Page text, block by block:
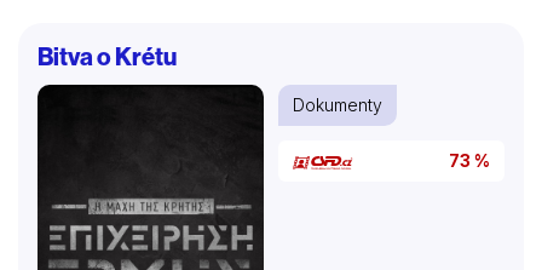
Bitva o Krétu
Dokumenty
73 %